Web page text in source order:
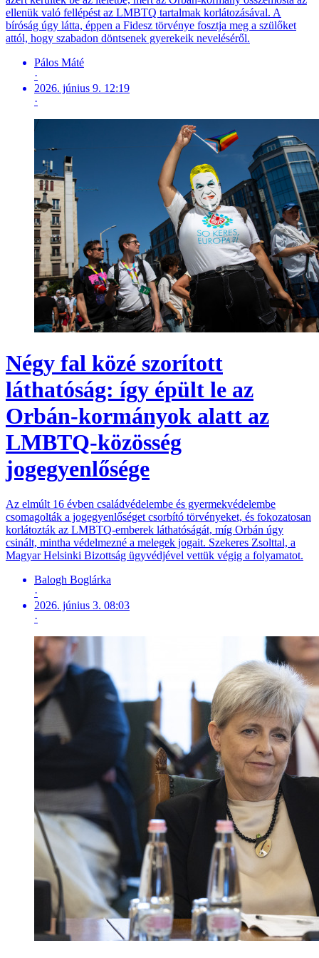
ellenük való fellépést az LMBTQ tartalmak korlátozásával. A
bíróság úgy látta, éppen a Fidesz törvénye fosztja meg a szülőket
attól, hogy szabadon döntsenek gyerekeik neveléséről.
Pálos Máté
·
2026. június 9. 12:19
·
Négy fal közé szorított
láthatóság: így épült le az
Orbán-kormányok alatt az
LMBTQ-közösség
jogegyenlősége
Az elmúlt 16 évben családvédelembe és gyermekvédelembe
csomagolták a jogegyenlőséget csorbító törvényeket, és fokozatosan
korlátozták az LMBTQ-emberek láthatóságát, míg Orbán úgy
csinált, mintha védelmezné a melegek jogait. Szekeres Zsolttal, a
Magyar Helsinki Bizottság ügyvédjével vettük végig a folyamatot.
Balogh Boglárka
·
2026. június 3. 08:03
·